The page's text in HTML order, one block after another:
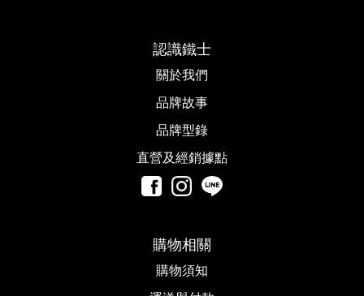
認識鐵士
關於我們
品牌故事​
品牌型錄
直營及經銷據點
購物相關
購物須知